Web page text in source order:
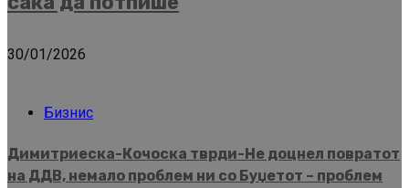
30/01/2026
Бизнис
Димитриеска-Кочоска тврди-Не доцнел повратот
на ДДВ, немало проблем ни со Буџетот – проблем